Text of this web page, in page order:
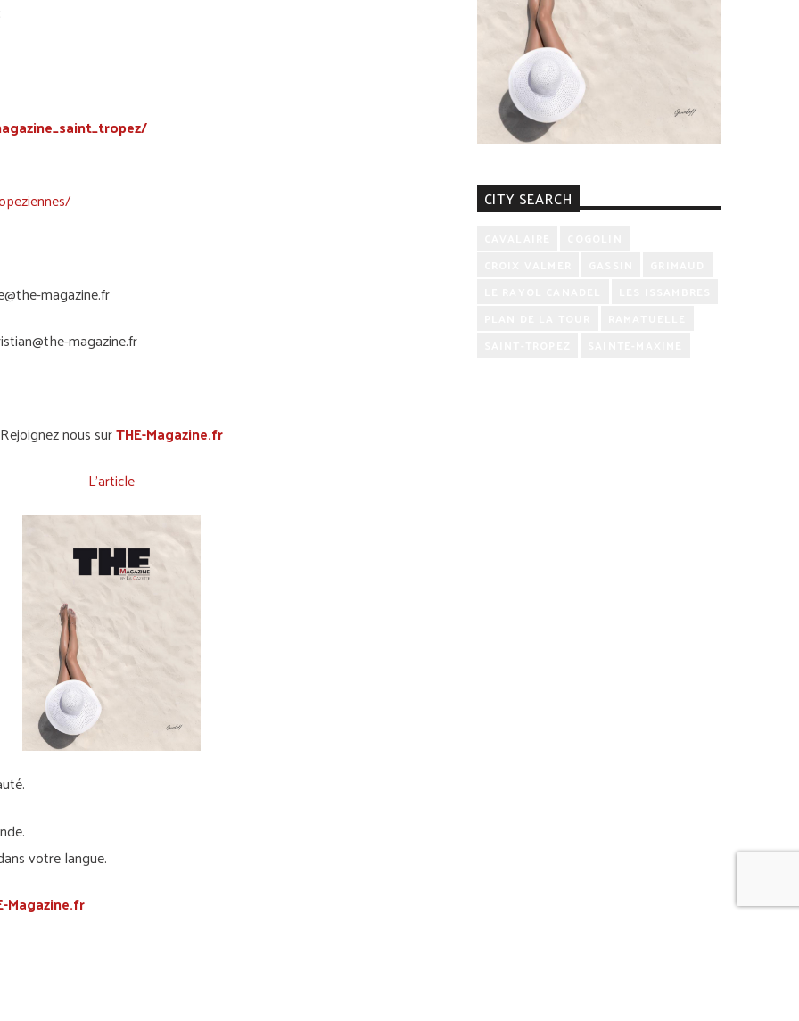
magazine.fr
magazine.fr
Rejoignez nous surTHE-Magazine.fr
L’article
votre langue.
Magazine.fr
CITY SEARCH